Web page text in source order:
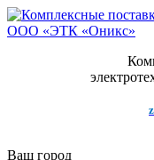
Ваш город